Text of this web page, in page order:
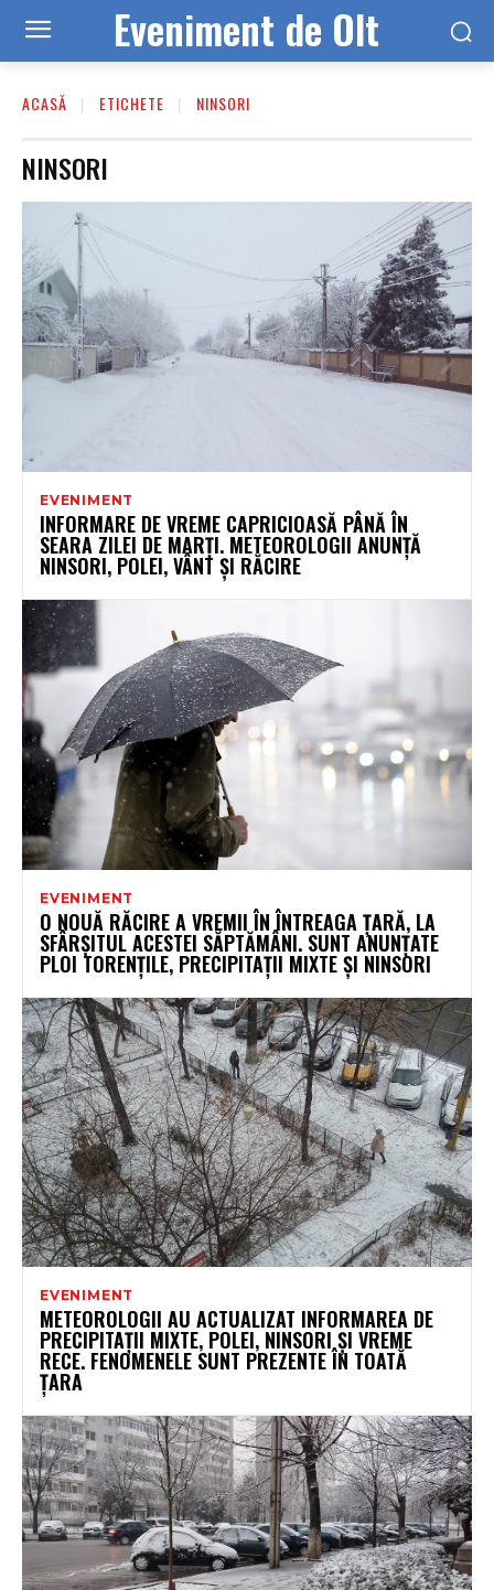
Eveniment de Olt
ACASĂ ETICHETE NINSORI
NINSORI
EVENIMENT
INFORMARE DE VREME CAPRICIOASĂ PÂNĂ ÎN
SEARA ZILEI DE MARȚI. METEOROLOGII ANUNȚĂ
NINSORI, POLEI, VÂNT ȘI RĂCIRE
EVENIMENT
O NOUĂ RĂCIRE A VREMII ÎN ÎNTREAGA ȚARĂ, LA
SFÂRȘITUL ACESTEI SĂPTĂMÂNI. SUNT ANUNȚATE
PLOI TORENȚILE, PRECIPITAȚII MIXTE ȘI NINSORI
EVENIMENT
METEOROLOGII AU ACTUALIZAT INFORMAREA DE
PRECIPITAȚII MIXTE, POLEI, NINSORI ȘI VREME
RECE. FENOMENELE SUNT PREZENTE ÎN TOATĂ
ȚARA